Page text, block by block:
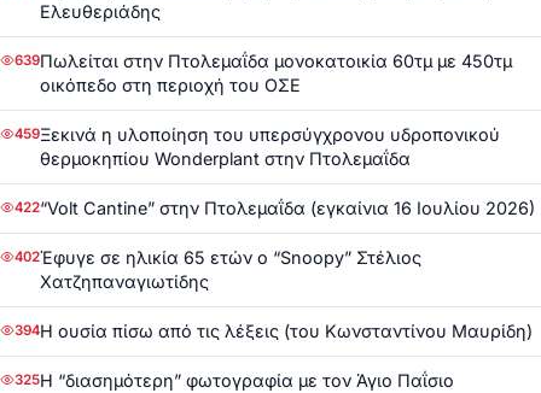
Ελευθεριάδης
639Πωλείται στην Πτολεμαΐδα μονοκατοικία 60τμ με 450τμ
οικόπεδο στη περιοχή του ΟΣΕ
459Ξεκινά η υλοποίηση του υπερσύγχρονου υδροπονικού
θερμοκηπίου Wonderplant στην Πτολεμαΐδα
422“Volt Cantine” στην Πτολεμαΐδα (εγκαίνια 16 Ιουλίου 2026)
402Έφυγε σε ηλικία 65 ετών ο “Snoopy” Στέλιος
Χατζηπαναγιωτίδης
394Η ουσία πίσω από τις λέξεις (του Κωνσταντίνου Μαυρίδη)
325Η “διασημότερη” φωτογραφία με τον Άγιο Παΐσιο